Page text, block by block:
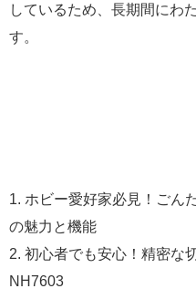
しているため、長期間にわ
す。
1. ホビー愛好家必見！ごん
の魅力と機能
2. 初心者でも安心！精密な
NH7603